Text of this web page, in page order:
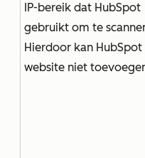
IP-bereik dat HubSpot
gebruikt om te
Hierdoor kan HubSpot
website niet